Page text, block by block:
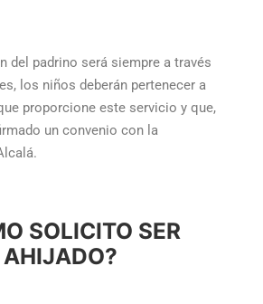
del padrino será siempre a través
los niños deberán pertenecer a
proporcione este servicio y que,
un convenio con la
SOLICITO SER
AHIJADO?